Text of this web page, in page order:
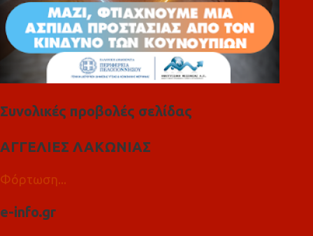
Συνολικές προβολές σελίδας
ΑΓΓΕΛΙΕΣ ΛΑΚΩΝΙΑΣ
Φόρτωση...
e-info.gr